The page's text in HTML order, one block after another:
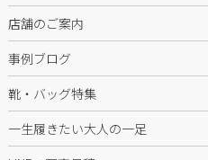
店舗のご案内
事例ブログ
靴・バッグ特集
一生履きたい大人の一足